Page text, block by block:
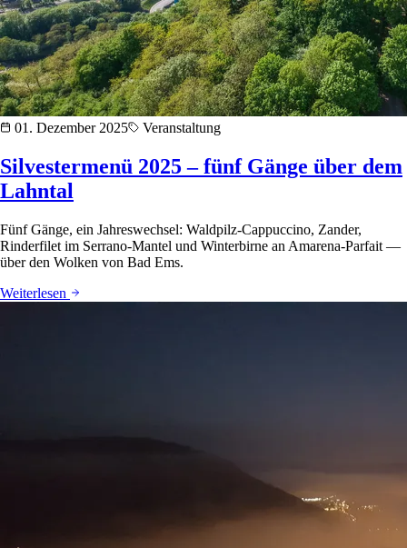
01. Dezember 2025 Veranstaltung
Silvestermenü 2025 – fünf Gänge über dem
Lahntal
Fünf Gänge, ein Jahreswechsel: Waldpilz-Cappuccino, Zander,
Rinderfilet im Serrano-Mantel und Winterbirne an Amarena-Parfait —
über den Wolken von Bad Ems.
Weiterlesen